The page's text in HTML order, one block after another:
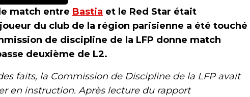
match entre Bastia et le Red Star était
du club de la région parisienne a été touché
de discipline de la LFP donne match
deuxième de L2.
faits, la Commission de Discipline de la LFP avait
en instruction. Après lecture du rapport